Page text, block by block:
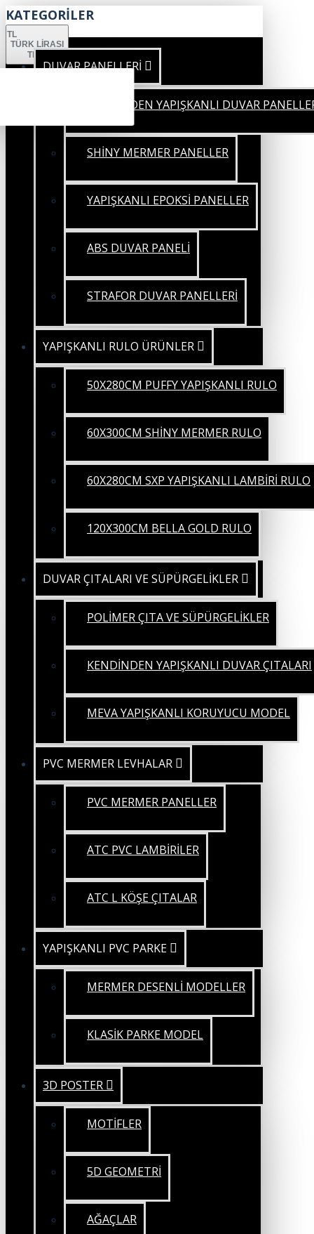
KATEGORİLER
TL
TÜRK LIRASI
TRY
DUVAR PANELLERİ
KENDİNDEN YAPIŞKANLI DUVAR
SHİNY MERMER PANELLER
YAPIŞKANLI EPOKSİ PANELLER
ABS DUVAR PANELİ
STRAFOR DUVAR PANELLERİ
YAPIŞKANLI RULO ÜRÜNLER
50X280CM PUFFY YAPIŞKANLI RULO
60X300CM SHİNY MERMER RULO
60X280CM SXP YAPIŞKANLI LAMBİRİ RULO
120X300CM BELLA GOLD RULO
DUVAR ÇITALARI VE SÜPÜRGELİKLER
POLİMER ÇITA VE SÜPÜRGELİKLER
KENDİNDEN YAPIŞKANLI DUVAR ÇITALARI
MEVA YAPIŞKANLI KORUYUCU MODEL
PVC MERMER LEVHALAR
PVC MERMER PANELLER
ATC PVC LAMBİRİLER
ATC L KÖŞE ÇITALAR
YAPIŞKANLI PVC PARKE
MERMER DESENLİ MODELLER
KLASİK PARKE MODEL
3D POSTER
MOTİFLER
5D GEOMETRİ
AĞAÇLAR